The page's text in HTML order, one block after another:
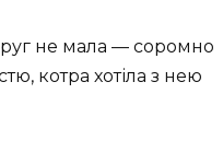
не мала — соромно
котра хотіла з нею